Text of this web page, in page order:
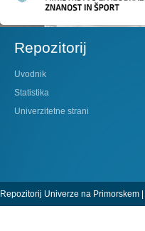
Repozitorij
Uvodnik
Statistika
Univerzitetne strani
Repozitorij Univerze na Primorskem |